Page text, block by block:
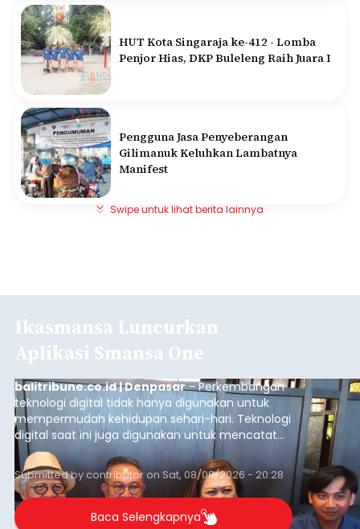
HUT Kota Singaraja ke-412 - Lomba
Penjor Hias, DKP Buleleng Raih Juara I
Pengguna Jasa Penyeberangan
Gilimanuk Keluhkan Lambatnya
Manifest
Swipe untuk lihat berita lainnya
Ikasmansa Luncurkan
Aplikasi Smansa One
balitribune.co.id | Denpasar- Perkembangan
teknologi digital tidak hanya digunakan untuk
mempermudah kehidupan sehari-hari. Teknologi
digital saat ini juga digunakan untuk mencatat
dan mengelola data base alumni dari suatu
sekolah, salah satunya adalah alumni SMA 1
Denpasar.
Submitted bycontributoronSat, 08/08/2026 - 20:28
Baca Selengkapnya